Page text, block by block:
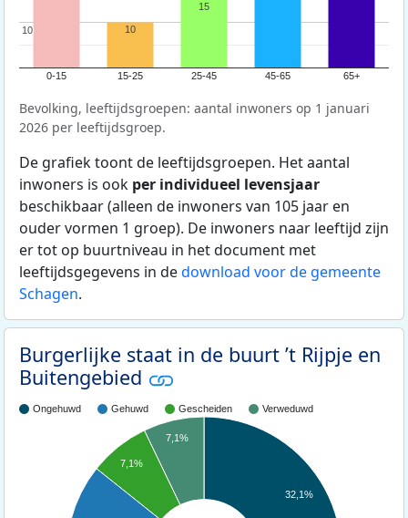
0-15 15-25 25-45 45-65 65+
10
10 10
15
Bevolking, leeftijdsgroepen: aantal inwoners op 1 januari
2026 per leeftijdsgroep.
De grafiek toont de leeftijdsgroepen. Het aantal
inwoners is ook per individueel levensjaar
beschikbaar (alleen de inwoners van 105 jaar en
ouder vormen 1 groep). De inwoners naar leeftijd zijn
er tot op buurtniveau in het document met
leeftijdsgegevens in dedownload voor de gemeente
Schagen.
Burgerlijke staat in de buurt ’t Rijpje en
Buitengebied
Ongehuwd Gehuwd Gescheiden Verweduwd
32,1%
7,1%
7,1%